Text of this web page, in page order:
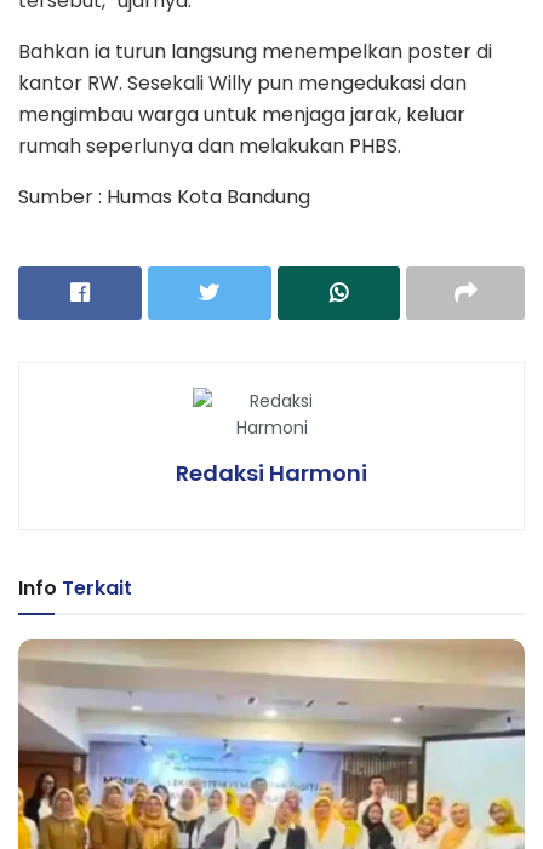
Bahkan ia turun langsung menempelkan poster di
kantor RW. Sesekali Willy pun mengedukasi dan
mengimbau warga untuk menjaga jarak, keluar
rumah seperlunya dan melakukan PHBS.
Sumber : Humas Kota Bandung
Redaksi Harmoni
Info Terkait